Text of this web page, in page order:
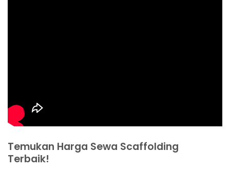
Temukan Harga Sewa Scaffolding
Terbaik!